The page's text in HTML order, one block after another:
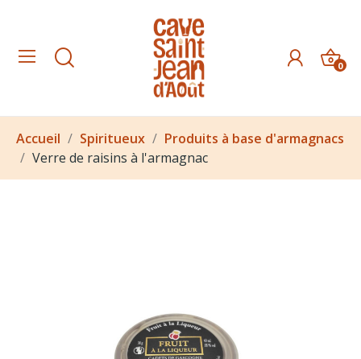
0
Accueil Spiritueux
Produits à base d'armagnacs
Verre de raisins à l'armagnac